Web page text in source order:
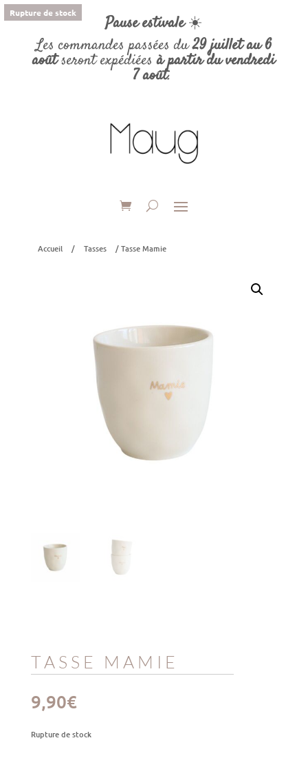
Pause estivale☀️
Les commandes passées du29 juillet au 6
aoûtseront expédiéesà partir du vendredi
7 août.
Rupture de stock
Accueil / Tasses / Tasse Mamie
TASSE MAMIE
9,90€
Rupture de stock